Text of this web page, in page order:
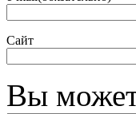
Сайт
Вы